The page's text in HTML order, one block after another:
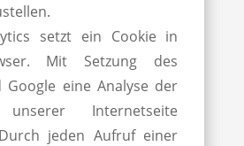
setzt ein Cookie in
Mit Setzung des
Google eine Analyse der
unserer Internetseite
jeden Aufruf einer